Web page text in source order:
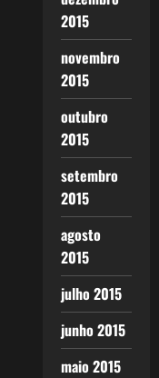
2015
novembro
2015
outubro
2015
setembro
2015
agosto
2015
julho 2015
junho 2015
maio 2015